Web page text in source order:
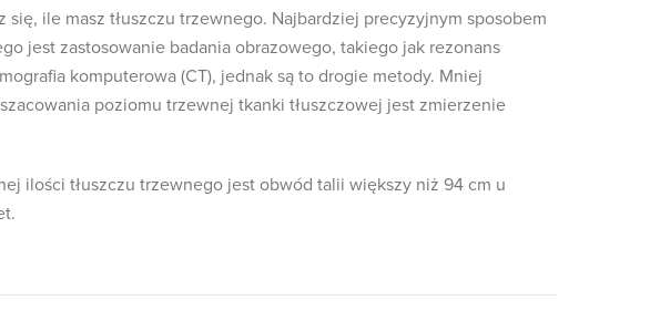
się, ile masz tłuszczu trzewnego. Najbardziej precyzyjnym sposobem
jest zastosowanie badania obrazowego, takiego jak rezonans
komputerowa (CT), jednak są to drogie metody. Mniej
poziomu trzewnej tkanki tłuszczowej jest zmierzenie
ilości tłuszczu trzewnego jest obwód talii większy niż 94 cm u